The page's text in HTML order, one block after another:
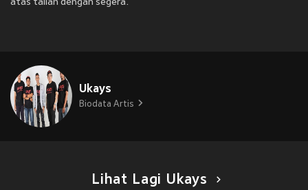
atas talian dengan segera.
Ukays
Biodata Artis
Lihat Lagi Ukays